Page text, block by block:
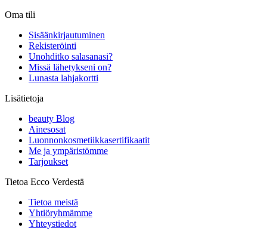
Oma tili
Sisäänkirjautuminen
Rekisteröinti
Unohditko salasanasi?
Missä lähetykseni on?
Lunasta lahjakortti
Lisätietoja
beauty Blog
Ainesosat
Luonnonkosmetiikkasertifikaatit
Me ja ympäristömme
Tarjoukset
Tietoa Ecco Verdestä
Tietoa meistä
Yhtiöryhmämme
Yhteystiedot